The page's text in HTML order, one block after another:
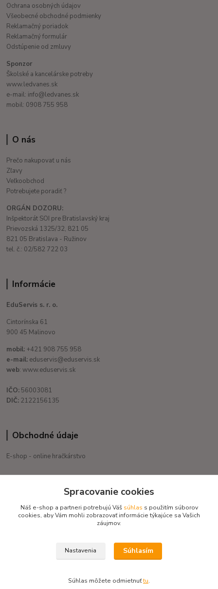
Ochrana osobných údajov
Všeobecné obchodné podmienky
Reklamačný poriadok
Reklamačný formulár
Odstúpenie od zmluvy
Sponzor
Školské a kancelárske potreby
www.ledvanes.sk
e-mail: info@ledvanes.sk
mobil: 0908 755 958
O nás
Prečo nakupovať u nás
Zľavy
Veľkoobchod
Potrebujete poradiť ?
ORGÁN DOZORU:
Inšpektorát SOI pre Bratislavský kraj
Prievozská 1325/32, 821 05
821 05 Bratislava - Ružinov
tel. č.: 02/582 722 03
Informácie
EduServis s. r. o.
Cintorínska 61
900 45 Malinovo
mobil: +421 908 755 958
e-mail: eduservis@eduservis.sk
web: www.eduservis.sk
IČO: 56003081
DIČ: 2122156135
Obchodné údaje
E-shop - online hračkárstvo
Po. - Pia. od 9:00 hod. - 16:00 hod.
eduservis@eduservis.sk
Copyright © 2020 EduServis - Všetky práva vyhradené / Design EduServis
Spracovanie cookies
Náš e-shop a partneri potrebujú Váš súhlas s použitím súborov
cookies, aby Vám mohli zobrazovať informácie týkajúce sa Vašich
záujmov.
Nastavenia Súhlasím
Súhlas môžete odmietnuťtu.